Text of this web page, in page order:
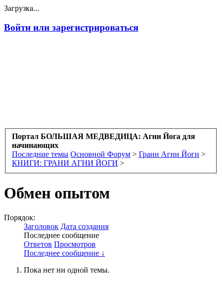
Загрузка...
Войти или зарегистрироваться
Портал БОЛЬШАЯ МЕДВЕДИЦА: Агни Йога для
начинающих
Последние темы Основной Форум > Грани Агни Йоги >
КНИГИ: ГРАНИ АГНИ ЙОГИ >
Обмен опытом
Порядок:
Заголовок Дата создания
Последнее сообщение
Ответов Просмотров
Последнее сообщение ↓
Пока нет ни одной темы.